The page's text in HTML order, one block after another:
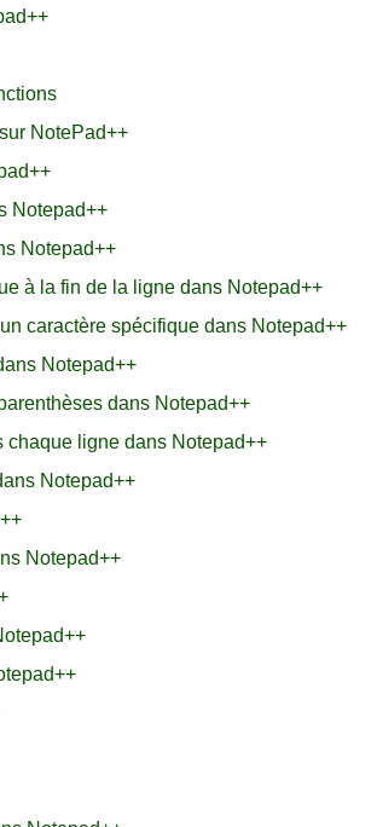
NotePad++
Notepad++
Notepad++
à la fin de la ligne dans Notepad++
caractère spécifique dans Notepad++
Notepad++
dans Notepad++
chaque ligne dans Notepad++
Notepad++
Notepad++